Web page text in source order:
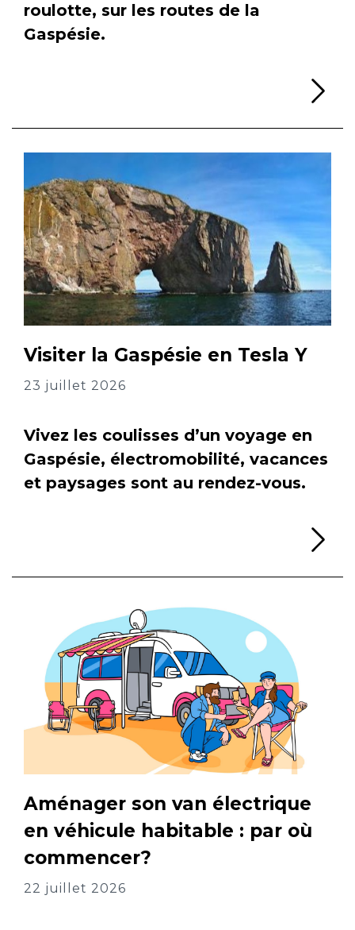
roulotte, sur les routes de la
Gaspésie.
Visiter la Gaspésie en Tesla Y
23 juillet 2026
Vivez les coulisses d’un voyage en
Gaspésie, électromobilité, vacances
et paysages sont au rendez-vous.
Aménager son van électrique
en véhicule habitable : par où
commencer?
22 juillet 2026